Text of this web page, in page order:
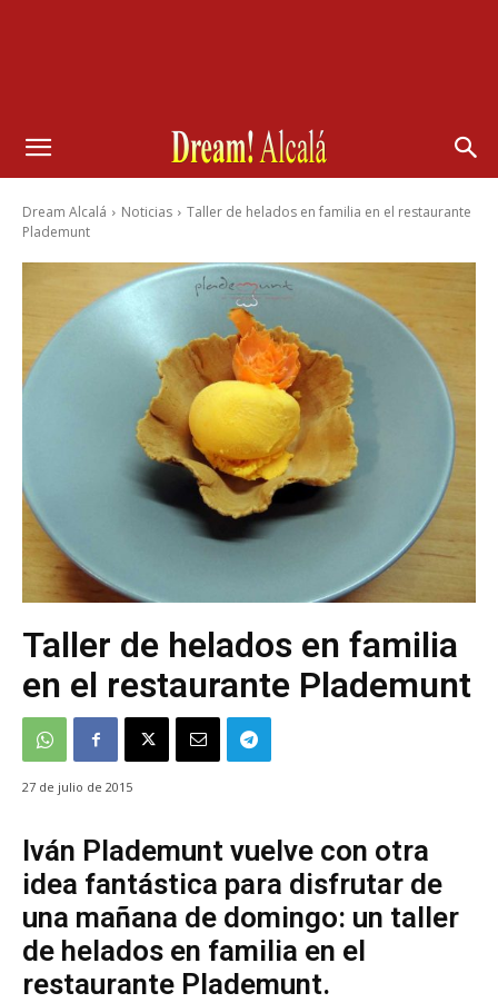
Dream Alcalá Noticias
Taller de helados en familia en el restaurante
Plademunt
Taller de helados en familia
en el restaurante Plademunt
27 de julio de 2015
Iván Plademunt vuelve con otra
idea fantástica para disfrutar de
una mañana de domingo: un taller
de helados en familia en el
restaurante Plademunt.